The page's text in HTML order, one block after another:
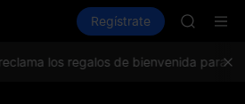
Mercados Spot Futuros
Regístrate
AAOI
los regalos de bienvenida para